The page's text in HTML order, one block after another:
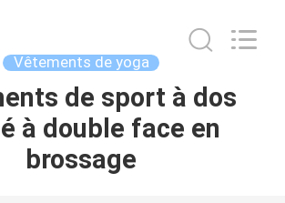
Vêtements de yoga
de sport à dos
à double face en
brossage